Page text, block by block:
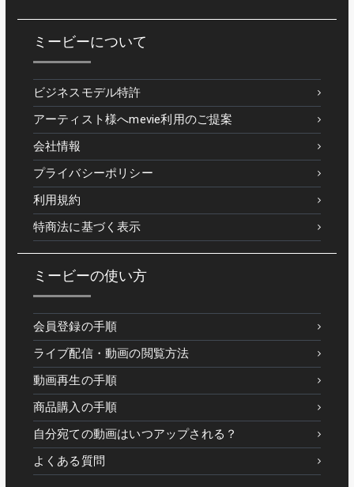
ミービーについて
ビジネスモデル特許
アーティスト様へmevie利用のご提案
会社情報
プライバシーポリシー
利用規約
特商法に基づく表示
ミービーの使い方
会員登録の手順
ライブ配信・動画の閲覧方法
動画再生の手順
商品購入の手順
自分宛ての動画はいつアップされる？
よくある質問